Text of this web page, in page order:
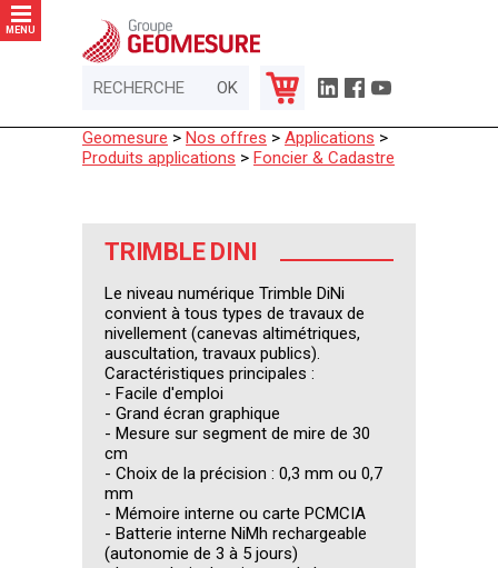
MENU
Geomesure > Nos offres > Applications >
Produits applications > Foncier & Cadastre
TRIMBLE DINI
Le niveau numérique Trimble DiNi
convient à tous types de travaux de
nivellement (canevas altimétriques,
auscultation, travaux publics).
Caractéristiques principales :
- Facile d'emploi
- Grand écran graphique
- Mesure sur segment de mire de 30
cm
- Choix de la précision : 0,3 mm ou 0,7
mm
- Mémoire interne ou carte PCMCIA
- Batterie interne NiMh rechargeable
(autonomie de 3 à 5 jours)
Panneau de gestion des cookies